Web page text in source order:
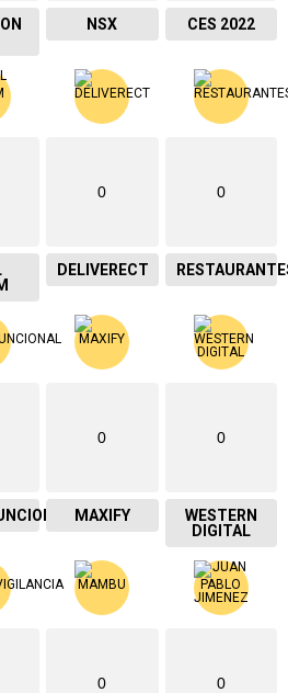
NSX CES 2022
0
DELIVERECT
0
0
MAXIFY
0
WESTERN
DIGITAL
0 0